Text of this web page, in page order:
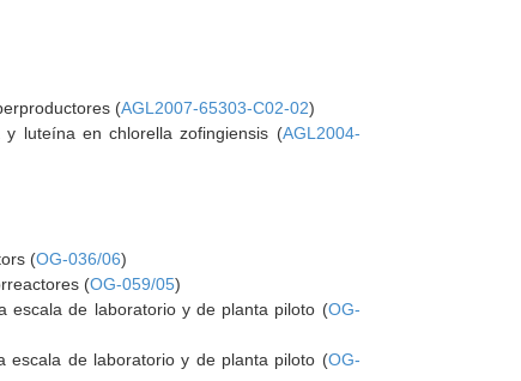
(AGL2007-65303-C02-02)
luteína en chlorella zofingiensis (AGL2004-
(OG-036/06)
(OG-059/05)
escala de laboratorio y de planta piloto (OG-
escala de laboratorio y de planta piloto (OG-